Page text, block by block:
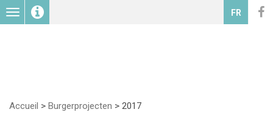
Toggle
navigation
FR
Accueil > Burgerprojecten > 2017